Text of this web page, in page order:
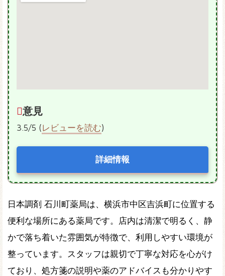
意見
3.5/5 (レビューを読む)
詳細情報
日本調剤 石川町薬局は、横浜市中区吉浜町に位置する
便利な場所にある薬局です。店内は清潔で明るく、静
かで落ち着いた雰囲気が特徴で、利用しやすい環境が
整っています。スタッフは親切で丁寧な対応を心がけ
ており、処方箋の説明や薬のアドバイスも分かりやす